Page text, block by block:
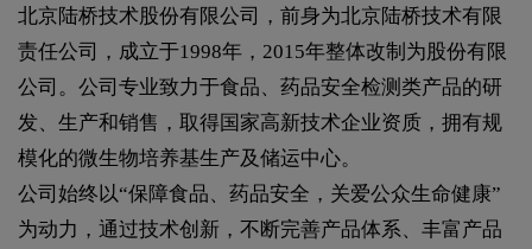
北京陆桥技术股份有限公司，前身为北京陆桥技术有限
责任公司，成立于1998年，2015年整体改制为股份有限
公司。公司专业致力于食品、药品安全检测类产品的研
发、生产和销售，取得国家高新技术企业资质，拥有规
模化的微生物培养基生产及储运中心。
公司始终以“保障食品、药品安全，关爱公众生命健康”
为动力，通过技术创新，不断完善产品体系、丰富产品